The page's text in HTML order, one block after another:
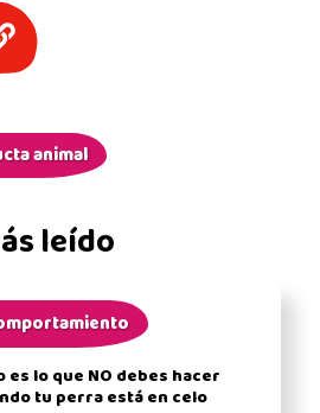
leído
es lo que NO debes hacer
tu perra está en celo
animal